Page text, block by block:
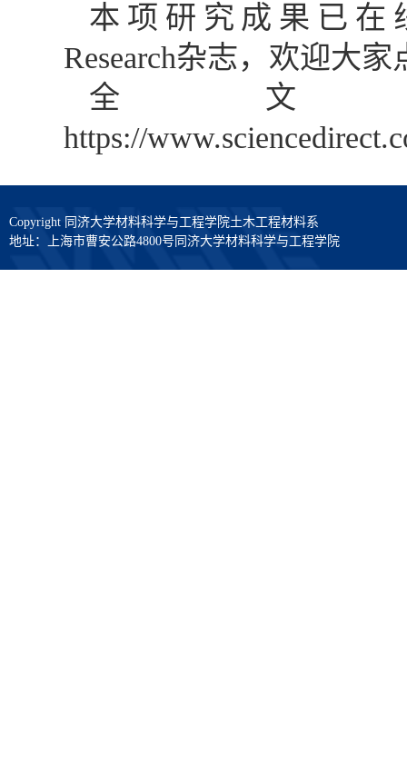
本项研究成果已在
Research杂志，欢迎大家
全文
https://
Copyright 同济大学材料科学与工程学院土木工程材料系
地址：上海市曹安公路4800号同济大学材料科学与工程学院